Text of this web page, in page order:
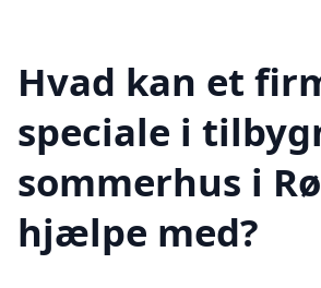
Hvad kan et
speciale i
sommerhus i
hjælpe med?